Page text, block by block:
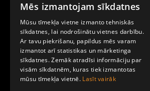
Par Mobilly
Noteikumi un līgumi
Kontakti
LATVIAN
ENGLISH
Mēs izmantojam sīkdatnes
Mūsu tīmekļa vietne izmanto tehniskās
sīkdatnes, lai nodrošinātu vietnes darbību.
Ar tavu piekrišanu, papildus mēs varam
izmantot arī statistikas un mārketinga
sīkdatnes. Zemāk atradīsi informāciju par
visām sīkdatnēm, kuras tiek izmantotas
mūsu tīmekļa vietnē. Lasīt vairāk